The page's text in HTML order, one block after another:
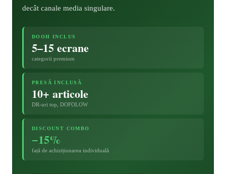
decât canale media singulare.
DOOH INCLUS
5–15 ecrane
categorii premium
PRESĂ INCLUSĂ
10+ articole
DR-uri top, DOFOLOW
DISCOUNT COMBO
−15%
față de achiziționarea individuală